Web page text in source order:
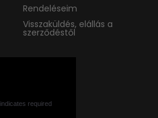
Rendeléseim
Visszaküldés, elállás a
szerződéstől
indicates required